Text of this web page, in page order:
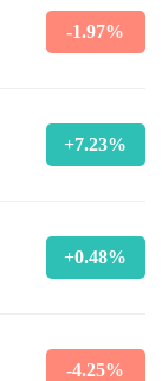
-1.97%
+7.23%
+0.48%
-4.25%